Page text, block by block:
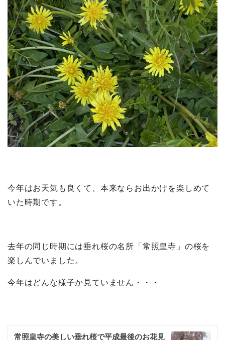
今年はお天気も良くて、本来ならお出かけを楽しめて
いた時期です。
去年の同じ時期には垂れ桜の名所「常照皇寺」の桜を
楽しんでいました。
今年はどんな様子か見ていません・・・